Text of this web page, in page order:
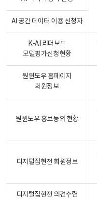
AI 공간 데이터 이용 신청자
K-AI 리더보드
모델평가신청현황
원윈도우 홈페이지
회원정보
원윈도우 홍보동의 현황
디지털집현전 회원정보
디지털집현전 의견수렴